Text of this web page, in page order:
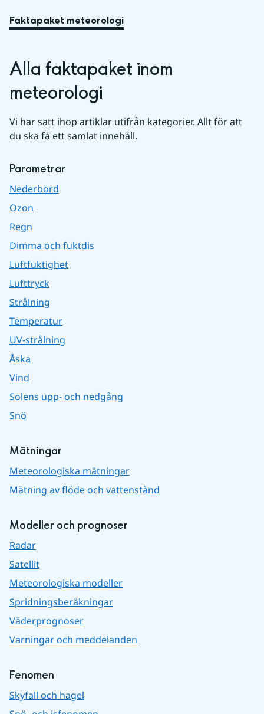
Faktapaket meteorologi
Alla faktapaket inom
meteorologi
Vi har satt ihop artiklar utifrån kategorier. Allt för att
du ska få ett samlat innehåll.
Parametrar
Nederbörd
Ozon
Regn
Dimma och fuktdis
Luftfuktighet
Lufttryck
Strålning
Temperatur
UV-strålning
Åska
Vind
Solens upp- och nedgång
Snö
Mätningar
Meteorologiska mätningar
Mätning av flöde och vattenstånd
Modeller och prognoser
Radar
Satellit
Meteorologiska modeller
Spridningsberäkningar
Väderprognoser
Varningar och meddelanden
Fenomen
Skyfall och hagel